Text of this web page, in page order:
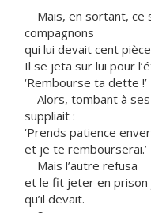
Mais, en sortant, ce
compagnons
qui lui devait cent
Il se jeta sur lui pour
‘Rembourse ta dette !’
Alors, tombant à
suppliait :
‘Prends patience
et je te rembourserai.’
Mais l’autre refusa
et le fit jeter en prison
qu’il devait.